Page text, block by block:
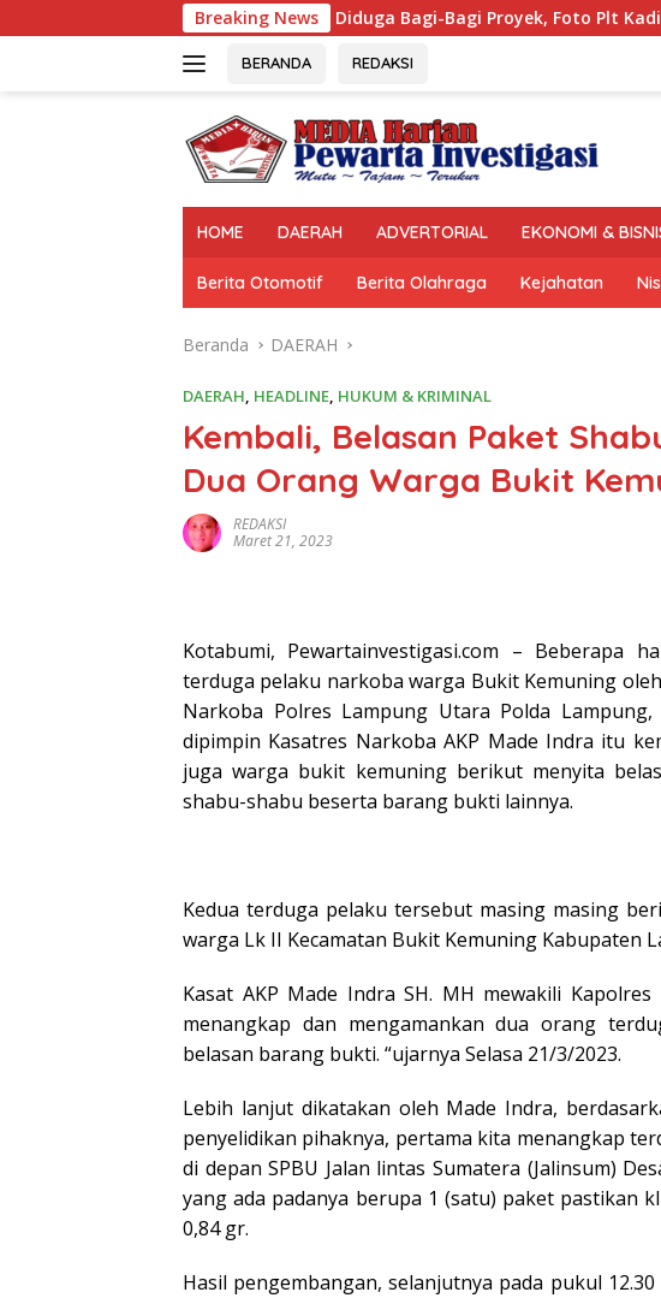
ke
Breaking News
Diduga Bagi-Bagi Proyek, Foto Plt Kadis Perkim
BERANDA REDAKSI
HOME DAERAH ADVERTORIAL EKONOMI &
Berita Otomotif Berita Olahraga Kejahatan
Beranda DAERAH
DAERAH, HEADLINE, HUKUM & KRIMINAL
Kembali, Belasan Paket
Dua Orang Warga Bukit
REDAKSI
Maret 21, 2023
Kotabumi, Pewartainvestigasi.com – Beberapa
terduga pelaku narkoba warga Bukit Kemuning
Narkoba Polres Lampung Utara Polda
dipimpin Kasatres Narkoba AKP Made Indra itu
juga warga bukit kemuning berikut menyita
shabu-shabu beserta barang bukti lainnya.
Kedua terduga pelaku tersebut masing masing
warga Lk II Kecamatan Bukit Kemuning Kabupaten
Kasat AKP Made Indra SH. MH mewakili
menangkap dan mengamankan dua orang
belasan barang bukti. “ujarnya Selasa 21/3/2023.
Lebih lanjut dikatakan oleh Made Indra,
penyelidikan pihaknya, pertama kita menangkap
di depan SPBU Jalan lintas Sumatera (Jalinsum)
yang ada padanya berupa 1 (satu) paket pastikan
0,84 gr.
Hasil pengembangan, selanjutnya pada pukul